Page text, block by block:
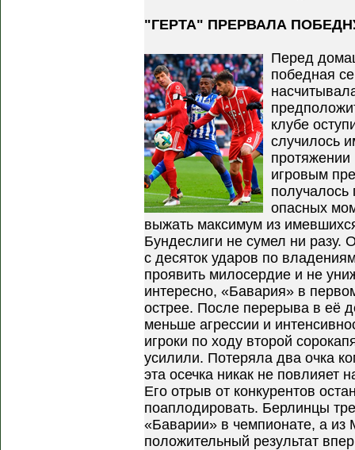
"ГЕРТА" ПРЕРВАЛА
Перед
победная
клубе
случилось
игровым
получалось
опасных
выжать максимум из
Бундеслиги не сумел ни разу.
с десяток ударов по
проявить милосердие и не
интересно, «Бавария» в
острее. После перерыва в её
меньше агрессии и
игроки по ходу второй
усилили. Потеряла два очка
эта осечка никак не повлияет
Его отрыв от конкурентов
поаплодировать. Берлинцы
«Баварии» в чемпионате, а из
положительный результат